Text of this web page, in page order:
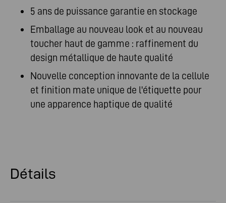
5 ans de puissance garantie en stockage
Emballage au nouveau look et au nouveau
toucher haut de gamme : raffinement du
design métallique de haute qualité
Nouvelle conception innovante de la cellule
et finition mate unique de l'étiquette pour
une apparence haptique de qualité
Détails